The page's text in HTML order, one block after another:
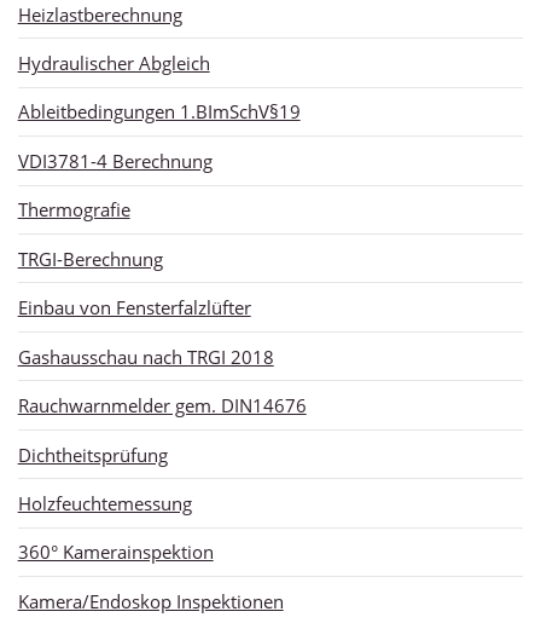
Heizlastberechnung
Hydraulischer Abgleich
Ableitbedingungen 1.BImSchV§19
VDI3781-4 Berechnung
Thermografie
TRGI-Berechnung
Einbau von Fensterfalzlüfter
Gashausschau nach TRGI 2018
Rauchwarnmelder gem. DIN14676
Dichtheitsprüfung
Holzfeuchtemessung
360° Kamerainspektion
Kamera/Endoskop Inspektionen